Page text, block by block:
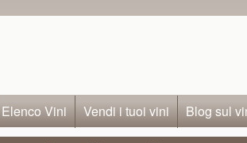
Elenco Vini Vendi i tuoi vini Blog sul